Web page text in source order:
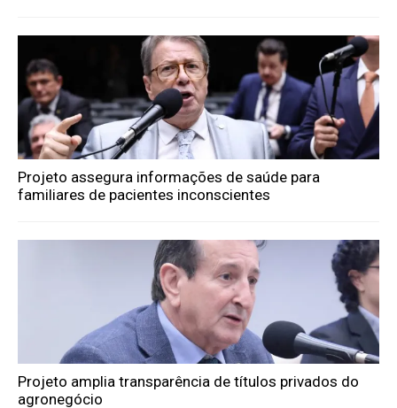
Projeto assegura informações de saúde para
familiares de pacientes inconscientes
Projeto amplia transparência de títulos privados do
agronegócio